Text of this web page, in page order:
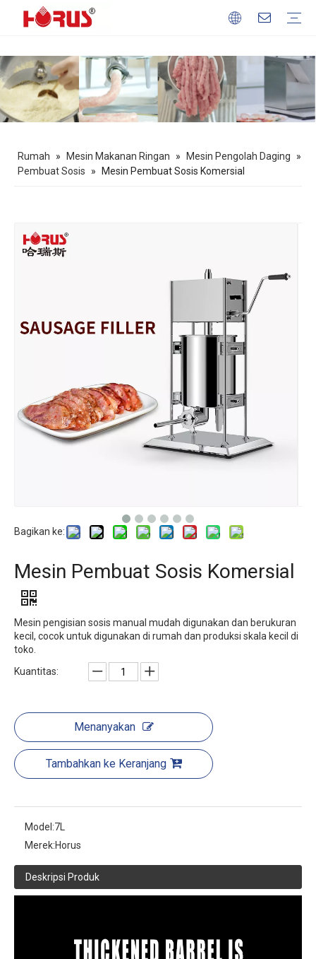
Rumah » Mesin Makanan Ringan » Mesin Pengolah Daging
»
Pembuat Sosis
» Mesin Pembuat Sosis Komersial
Bagikan ke:
Mesin Pembuat Sosis Komersial
Mesin pengisian sosis manual mudah digunakan dan berukuran
kecil, cocok untuk digunakan di rumah dan produksi skala kecil di
toko.
Kuantitas:
Menanyakan
Tambahkan ke Keranjang
Model:7L
Merek:Horus
Deskripsi Produk